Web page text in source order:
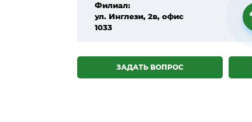
Филиал:
ул. Инглези, 2в, офис
1033
ЗАДАТЬ ВОПРОС